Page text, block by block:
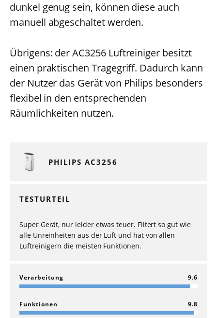
dunkel genug sein, können diese auch
manuell abgeschaltet werden.
Übrigens: der AC3256 Luftreiniger besitzt
einen praktischen Tragegriff. Dadurch kann
der Nutzer das Gerät von Philips besonders
flexibel in den entsprechenden
Räumlichkeiten nutzen.
PHILIPS AC3256
TESTURTEIL
Super Gerät, nur leider etwas teuer. Filtert so gut wie
alle Unreinheiten aus der Luft und hat von allen
Luftreinigern die meisten Funktionen.
Verarbeitung 9.6
Funktionen 9.8